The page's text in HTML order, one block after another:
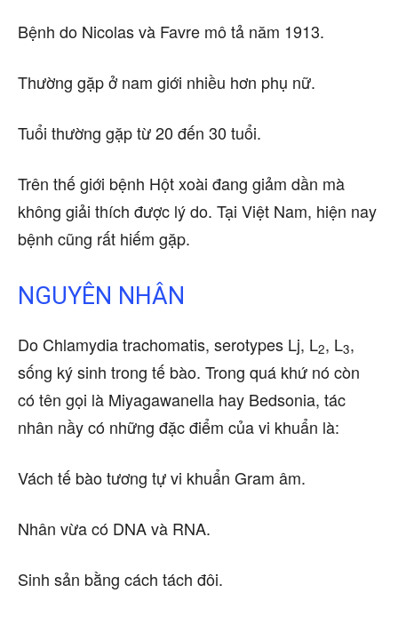
Bệnh do Nicolas và Favre mô tả năm 1913.
Thường gặp ở nam giới nhiều hơn phụ nữ.
Tuổi thường gặp từ 20 đến 30 tuổi.
Trên thế giới bệnh Hột xoài đang giảm dần mà
không giải thích được lý do. Tại Việt Nam, hiện nay
bệnh cũng rất hiếm gặp.
NGUYÊN NHÂN
Do Chlamydia trachomatis, serotypes Lj, L2, L3,
sống ký sinh trong tế bào. Trong quá khứ nó còn
có tên gọi là Miyagawanella hay Bedsonia, tác
nhân nầy có những đặc điểm của vi khuẩn là:
Vách tế bào tương tự vi khuẩn Gram âm.
Nhân vừa có DNA và RNA.
Sinh sản bằng cách tách đôi.